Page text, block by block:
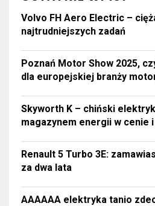
Volvo FH Aero Electric –
najtrudniejszych zadań
Poznań Motor Show 2025,
dla europejskiej branży
Skyworth K – chiński
magazynem energii w cenie
Renault 5 Turbo 3E:
za dwa lata
AAAAAA elektryka tanio